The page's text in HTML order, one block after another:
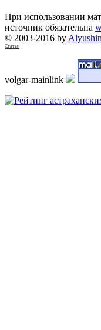
При использовании
источник обязательна
© 2003-2016 by
Статьи
volgar-mainlink